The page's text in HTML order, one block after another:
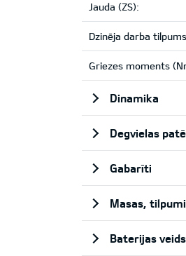
Jauda (ZS):
Dzinēja darba
Griezes moments
Dinamika
Degvielas
Gabarīti
Masas, tilpumi
Baterijas veids